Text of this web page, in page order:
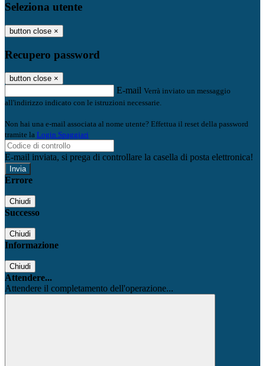
Seleziona utente
button close ×
Recupero password
button close ×
E-mail Verrà inviato un messaggio
all'indirizzo indicato con le istruzioni necessarie.
Non hai una e-mail associata al nome utente? Effettua il reset della password
tramite la Login Spaggiari
E-mail inviata, si prega di controllare la casella di posta elettronica!
Errore
Chiudi
Successo
Chiudi
Informazione
Chiudi
Attendere...
Attendere il completamento dell'operazione...